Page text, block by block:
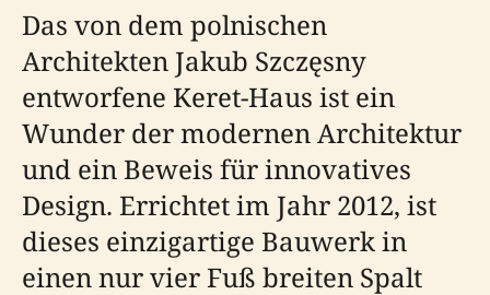
Das von dem polnischen
Architekten Jakub Szczęsny
entworfene Keret-Haus ist ein
Wunder der modernen Architektur
und ein Beweis für innovatives
Design. Errichtet im Jahr 2012, ist
dieses einzigartige Bauwerk in
einen nur vier Fuß breiten Spalt